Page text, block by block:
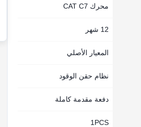
محرك CAT C7
12 شهر
المعيار الأصلي
نظام حقن الوقود
دفعة مقدمة كاملة
1PСS